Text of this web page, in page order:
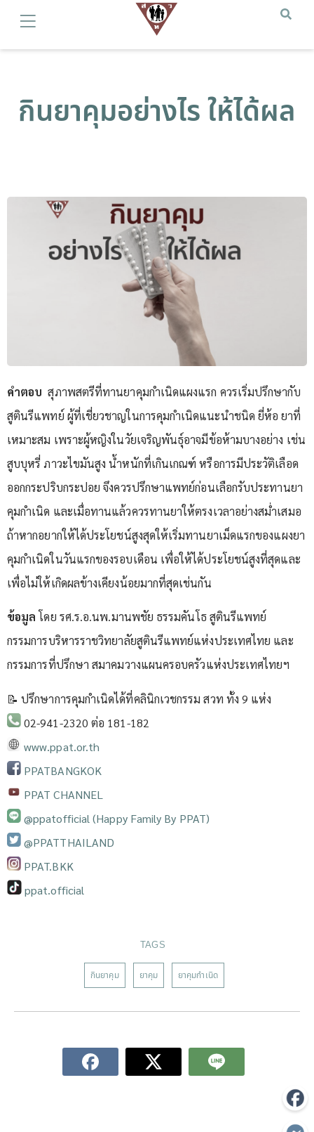
กินยาคุมอย่างไร ให้ได้ผล
คำตอบ สุภาพสตรีที่ทานยาคุมกำเนิดแผงแรก ควรเริ่มปรึกษากับ
สูตินรีแพทย์ ผู้ที่เชี่ยวชาญในการคุมกำเนิดแนะนำชนิด ยี่ห้อ ยาที่
เหมาะสม เพราะผู้หญิงในวัยเจริญพันธุ์อาจมีข้อห้ามบางอย่าง เช่น
สูบบุหรี่ ภาวะไขมันสูง น้ำหนักที่เกินเกณฑ์ หรือการมีประวัติเลือด
ออกกระปริบกระปอย จึงควรปรึกษาแพทย์ก่อนเลือกรับประทานยา
คุมกำเนิด และเมื่อทานแล้วควรทานยาให้ตรงเวลาอย่างสม่ำเสมอ
ถ้าหากอยากให้ได้ประโยชน์สูงสุดให้เริ่มทานยาเม็ดแรกของแผงยา
คุมกำเนิดในวันแรกของรอบเดือน เพื่อให้ได้ประโยชน์สูงที่สุดและ
เพื่อไม่ให้เกิดผลข้างเคียงน้อยมากที่สุดเช่นกัน
ข้อมูล โดย รศ.ร.อ.นพ.มานพชัย ธรรมคันโธ สูตินรีแพทย์
กรรมการบริหารราชวิทยาลัยสูตินรีแพทย์แห่งประเทศไทย และ
กรรมการที่ปรึกษา สมาคมวางแผนครอบครัวแห่งประเทศไทยฯ
📝 ปรึกษาการคุมกำเนิดได้ที่คลินิกเวชกรรม สวท ทั้ง 9 แห่ง
02-941-2320 ต่อ 181-182
www.ppat.or.th
PPATBANGKOK
PPAT CHANNEL
@ppatofficial (Happy Family By PPAT)
@PPATTHAILAND
PPAT.BKK
ppat.official
TAGS
กินยาคุม ยาคุม ยาคุมกำเนิด